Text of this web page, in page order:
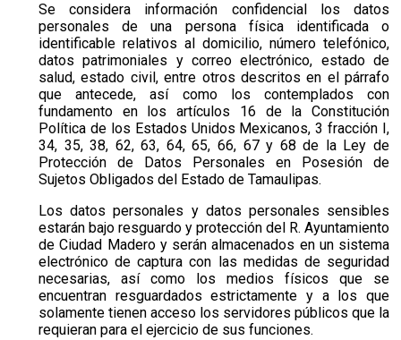
Se considera información confidencial los datos
personales de una persona física identificada o
identificable relativos al domicilio, número telefónico,
datos patrimoniales y correo electrónico, estado de
salud, estado civil, entre otros descritos en el párrafo
que antecede, así como los contemplados con
fundamento en los artículos 16 de la Constitución
Política de los Estados Unidos Mexicanos, 3 fracción I,
34, 35, 38, 62, 63, 64, 65, 66, 67 y 68 de la Ley de
Protección de Datos Personales en Posesión de
Sujetos Obligados del Estado de Tamaulipas.
Los datos personales y datos personales sensibles
estarán bajo resguardo y protección del R. Ayuntamiento
de Ciudad Madero y serán almacenados en un sistema
electrónico de captura con las medidas de seguridad
necesarias, así como los medios físicos que se
encuentran resguardados estrictamente y a los que
solamente tienen acceso los servidores públicos que la
requieran para el ejercicio de sus funciones.